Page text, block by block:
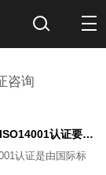
咨询
什么是ISO14001认证？ISO14001认证要求有哪些？有哪些注意事项？
认证是由国际标